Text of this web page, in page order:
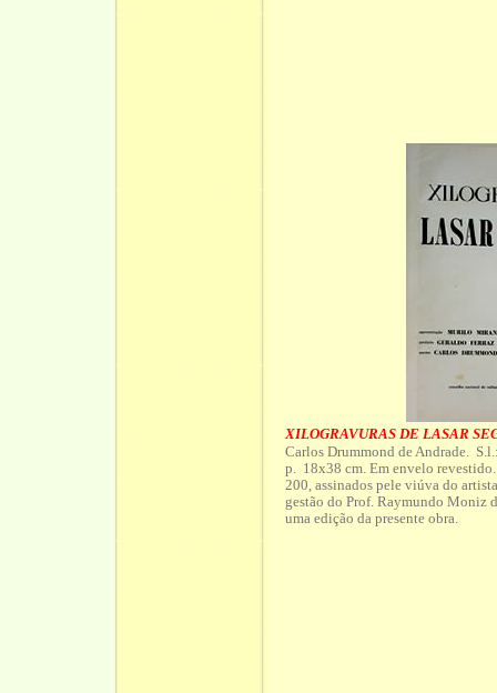
XILOGRAVURAS DE LASAR
Carlos Drummond de Andrade.
p. 18x38 cm. Em envelo
200, assinados pele viúva do
gestão do Prof. Raymundo Moniz
uma edição da presente obra.